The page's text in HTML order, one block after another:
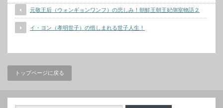
元敬王后（ウォンギョンワンフ）の悲しみ！朝鮮王朝王妃側室物語２
イ・ヨン（孝明世子）の惜しまれる世子人生！
トップページに戻る